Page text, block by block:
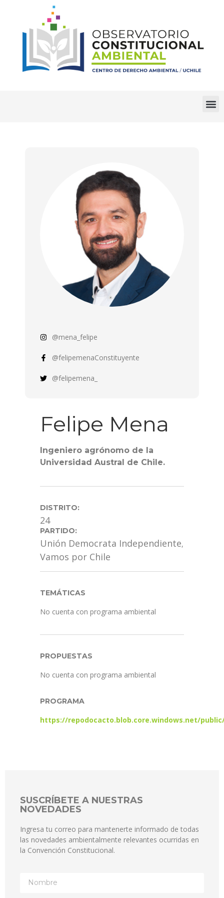
@mena_felipe
@felipemenaConstituyente
@felipemena_
Felipe Mena
Ingeniero agrónomo de la
Universidad Austral de Chile.
DISTRITO:
24
PARTIDO:
Unión Democrata Independiente,
Vamos por Chile
TEMÁTICAS
No cuenta con programa ambiental
PROPUESTAS
No cuenta con programa ambiental
PROGRAMA
https://repodocacto.blob.core.windows.net/public/
SUSCRÍBETE A NUESTRAS
NOVEDADES
Ingresa tu correo para mantenerte informado de todas
las novedades ambientalmente relevantes ocurridas en
la Convención Constitucional.